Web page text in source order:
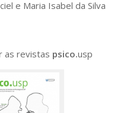
e Maria Isabel da Silva
as revistas psico.usp